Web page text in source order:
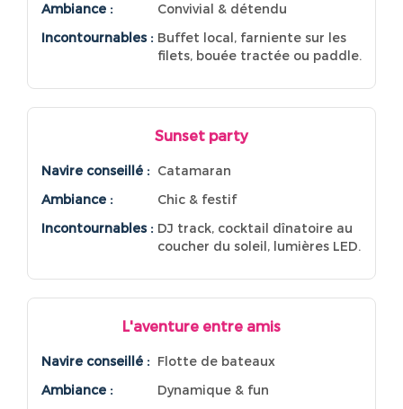
Ambiance :
Convivial & détendu
Incontournables : Buffet local, farniente sur les
filets, bouée tractée ou paddle.
Sunset party
Navire conseillé : Catamaran
Ambiance :
Chic & festif
Incontournables : DJ track, cocktail dînatoire au
coucher du soleil, lumières LED.
L'aventure entre amis
Navire conseillé : Flotte de bateaux
Ambiance :
Dynamique & fun